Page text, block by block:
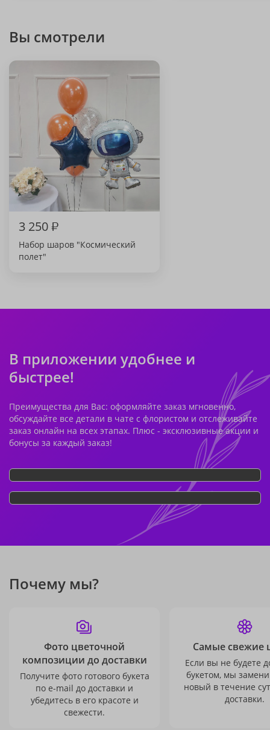
Вы смотрели
3 250₽
Набор шаров "Космический
полет"
В приложении удобнее и
быстрее!
Преимущества для Вас: оформляйте заказ мгновенно,
обсуждайте все детали в чате с флористом и отслеживайте
заказ онлайн на всех этапах. Плюс - эксклюзивные акции и
бонусы за каждый заказ!
Почему мы?
Фото цветочной
композиции до доставки
Получите фото готового букета
по e-mail до доставки и
убедитесь в его красоте и
свежести.
Самые свежие
Если вы не будете
букетом, мы
новый в течение
доставки.